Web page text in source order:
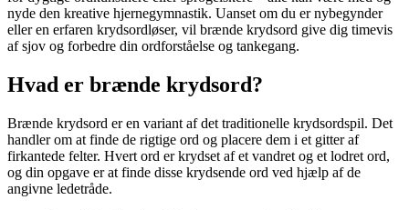
nyde den kreative hjernegymnastik. Uanset om du er nybegynder
eller en erfaren krydsordløser, vil brænde krydsord give dig timevis
af sjov og forbedre din ordforståelse og tankegang.
Hvad er brænde krydsord?
Brænde krydsord er en variant af det traditionelle krydsordspil. Det
handler om at finde de rigtige ord og placere dem i et gitter af
firkantede felter. Hvert ord er krydset af et vandret og et lodret ord,
og din opgave er at finde disse krydsende ord ved hjælp af de
angivne ledetråde.